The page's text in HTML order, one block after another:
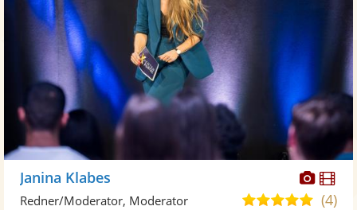
Janina Klabes
5,0(4)
Redner/Moderator, Moderator